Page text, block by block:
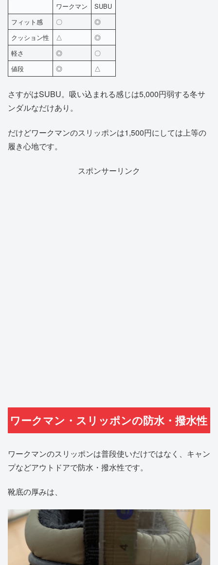
ワークマン
SUBU
フィット感
〇
◎
クッション性
△
◎
軽さ
◎
〇
値段
◎ △
さすがはSUBU。吸い込まれる感じは5,000円弱する冬サ
ンダルなだけあり。
だけどワークマンのスリッポンは1,500円にしては上等の
履き心地です。
スポンサーリンク
ワークマン・スリッポンの防水・撥水性
ワークマンのスリッポンは普段使いだけではなく、キャン
プなどアウトドアで防水・撥水性です。
靴底の厚みは、